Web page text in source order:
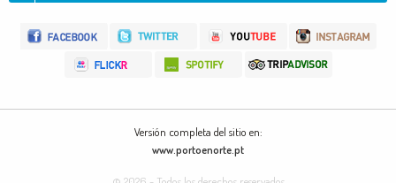
Versión completa del sitio en:
www.portoenorte.pt